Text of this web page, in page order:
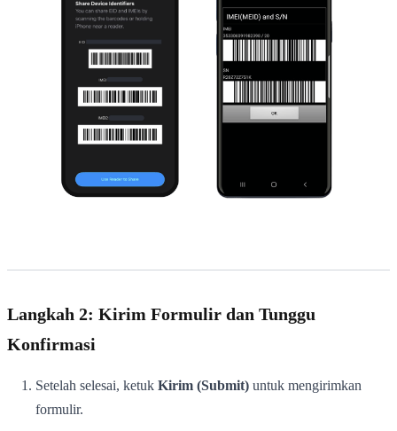
Langkah 2: Kirim Formulir dan Tunggu
Konfirmasi
Setelah selesai, ketuk Kirim (Submit) untuk mengirimkan
formulir.